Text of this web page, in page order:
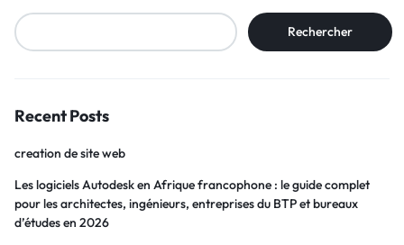
Rechercher
Recent Posts
creation de site web
Les logiciels Autodesk en Afrique francophone : le guide complet
pour les architectes, ingénieurs, entreprises du BTP et bureaux
d’études en 2026